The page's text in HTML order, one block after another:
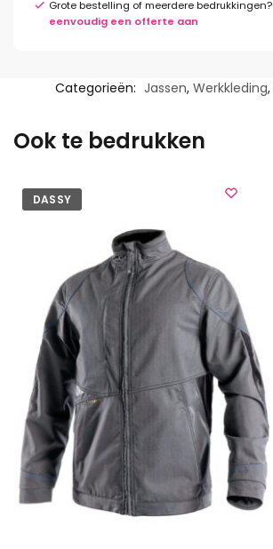
Grote bestelling of meerdere bedrukkingen?
eenvoudig een offerte aan
Categorieën: Jassen, Werkkleding,
Ook te bedrukken
DASSY